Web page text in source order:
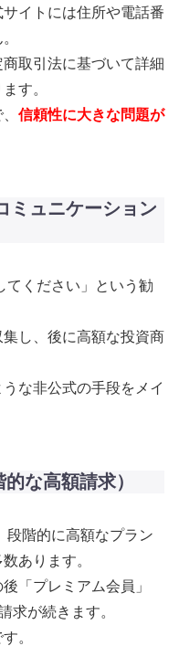
イトには住所や電話番
取引法に基づいて詳細
す。
信頼性に大きな問題が
ミュニケーション
てください」という勧
し、後に高額な投資商
な非公式の手段をメイ
な高額請求）
段階的に高額なプラン
あります。
「プレミアム会員」
求が続きます。
。